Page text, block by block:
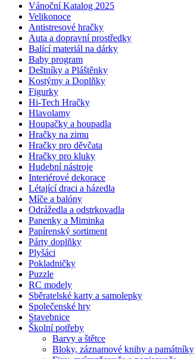
Vánoční Katalog 2025
Velikonoce
Antistresové hračky
Auta a dopravní prostředky
Balící materiál na dárky
Baby program
Deštníky a Pláštěnky
Kostýmy a Doplňky
Figurky
Hi-Tech Hračky
Hlavolamy
Houpačky a houpadla
Hračky na zimu
Hračky pro děvčata
Hračky pro kluky
Hudební nástroje
Interiérové dekorace
Létající draci a házedla
Míče a balóny
Odrážedla a odstrkovadla
Panenky a Miminka
Papírenský sortiment
Párty doplňky
Plyšáci
Pokladničky
Puzzle
RC modely
Sběratelské karty a samolepky
Společenské hry
Stavebnice
Školní potřeby
Barvy a štětce
Bloky, záznamové knihy a památníky